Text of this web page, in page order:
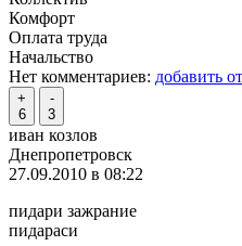
Комфорт
Оплата труда
Начальство
Нет комментариев: добавить
+
6
-
3
иван козлов
Днепропетровск
27.09.2010 в 08:22
пидари зажрание
пидараси